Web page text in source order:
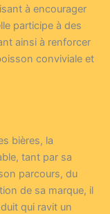
à encourager
participe à des
ainsi à renforcer
conviviale et
bières, la
tant par sa
parcours, du
de sa marque, il
qui ravit un